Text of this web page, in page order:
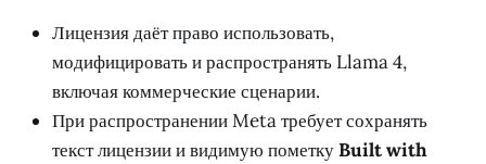
Лицензия даёт право использовать,
модифицировать и распространять Llama 4,
включая коммерческие сценарии.
При распространении Meta требует сохранять
текст лицензии и видимую пометкуBuilt with